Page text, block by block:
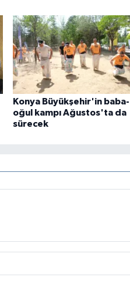
Konya Büyükşehir'in baba-
oğul kampı Ağustos'ta da
sürecek